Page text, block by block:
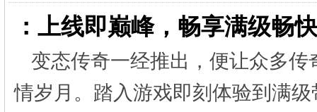
：上线即巅峰，畅享满级畅
变态传奇一经推出，便让众多
情岁月。踏入游戏即刻体验到满